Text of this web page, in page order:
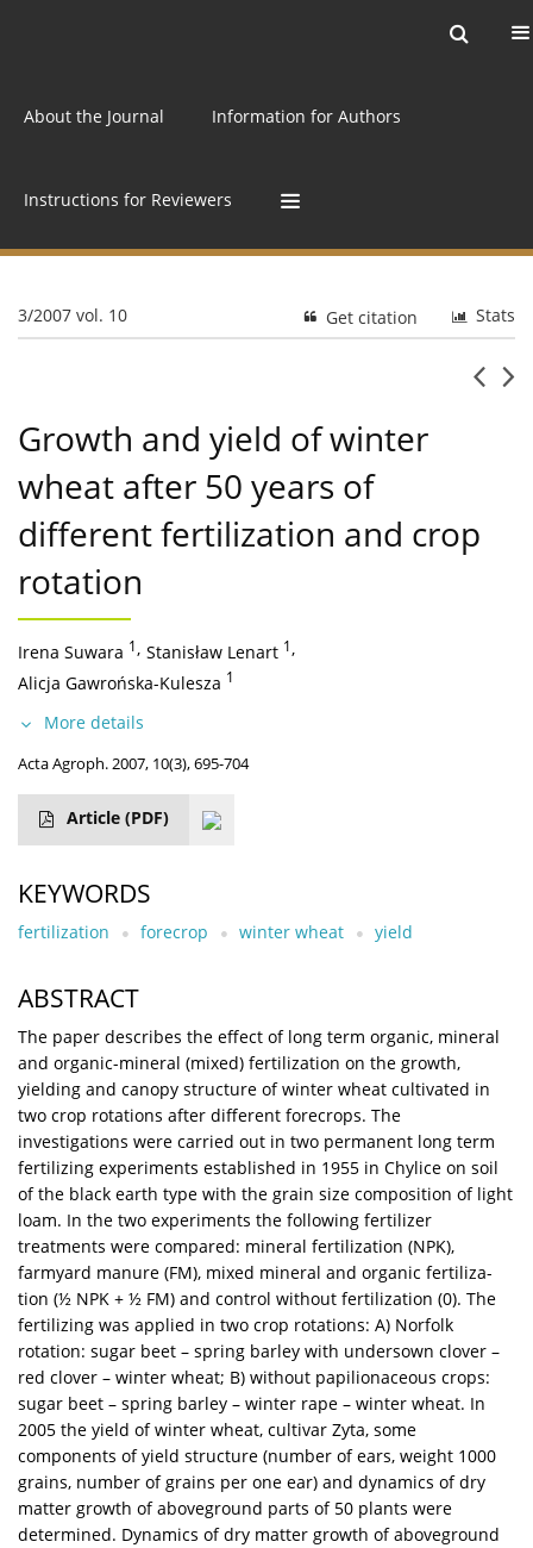
About the Journal Information for Authors
Instructions for Reviewers
3/2007 vol. 10 Stats
Get citation
Growth and yield of winter
wheat after 50 years of
different fertilization and crop
rotation
Irena Suwara 1, Stanisław Lenart 1,
Alicja Gawrońska-Kulesza 1
More details
Acta Agroph. 2007, 10(3), 695-704
Article (PDF)
KEYWORDS
fertilization forecrop winter wheat yield
ABSTRACT
The paper describes the effect of long term organic, mineral
and organic-mineral (mixed) fertilization on the growth,
yielding and canopy structure of winter wheat cultivated in
two crop rotations after different forecrops. The
investigations were carried out in two permanent long term
fertilizing experiments established in 1955 in Chylice on soil
of the black earth type with the grain size composition of light
loam. In the two experiments the following fertilizer
treatments were compared: mineral fertilization (NPK),
farmyard manure (FM), mixed mineral and organic fertiliza-
tion (½ NPK + ½ FM) and control without fertilization (0). The
fertilizing was applied in two crop rotations: A) Norfolk
rotation: sugar beet – spring barley with undersown clover –
red clover – winter wheat; B) without papilionaceous crops:
sugar beet – spring barley – winter rape – winter wheat. In
2005 the yield of winter wheat, cultivar Zyta, some
components of yield structure (number of ears, weight 1000
grains, number of grains per one ear) and dynamics of dry
matter growth of aboveground parts of 50 plants were
determined. Dynamics of dry matter growth of aboveground